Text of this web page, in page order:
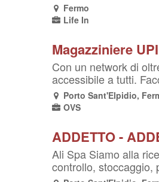
Fermo
Life In
Magazziniere
Con un network di
accessibile a tutti.
Porto Sant'Elpidio,
OVS
ADDETTO -
Ali Spa Siamo alla
controllo, stoccaggio,